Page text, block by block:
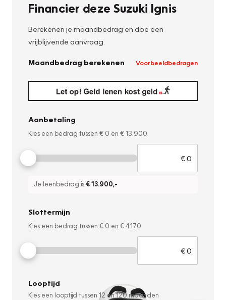
Financier deze Suzuki Ignis
Berekenen je maandbedrag en doe een
vrijblijvende aanvraag.
Maandbedrag berekenen Voorbeeldbedragen
Aanbetaling
Kies een bedrag tussen € 0 en € 13.900
Je leenbedrag is€ 13.900,-
Slottermijn
Kies een bedrag tussen € 0 en € 4.170
Looptijd
Kies een looptijd tussen 12 en120 maanden